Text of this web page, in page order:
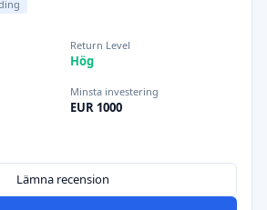
Return Level
Hög
Minsta investering
EUR 1000
Lämna recension